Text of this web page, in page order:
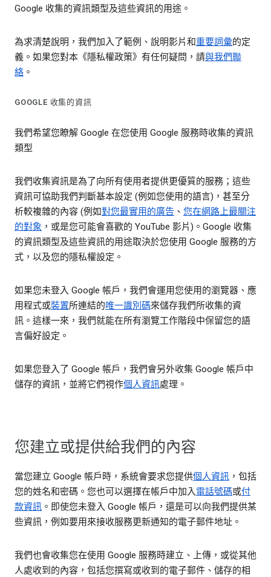
Google 收集的資訊類型及這些資訊的用途。
為求清楚說明，我們加入了範例、說明影片和重要詞彙的定
義。如果您對本《隱私權政策》有任何疑問，請與我們聯
絡 。
GOOGLE 收集的資訊
我們希望您瞭解 Google 在您使用 Google 服務時收集的資訊
類型
我們收集資訊是為了向所有使用者提供更優質的服務；這些
資訊可協助我們判斷基本設定 (例如您使用的語言)，甚至分
析較複雜的內容 (例如對您最實用的廣告 、 您在網路上最關注
的對象 ，或是您可能會喜歡的 YouTube 影片)。Google 收集
的資訊類型及這些資訊的用途取決於您使用 Google 服務的方
式，以及您的隱私權設定。
如果您未登入 Google 帳戶，我們會運用您使用的瀏覽器、應
用程式或裝置所連結的唯一識別碼來儲存我們所收集的資
訊。這樣一來，我們就能在所有瀏覽工作階段中保留您的語
言偏好設定。
如果您登入了 Google 帳戶，我們會另外收集 Google 帳戶中
儲存的資訊，並將它們視作個人資訊處理。
您建立或提供給我們的內容
當您建立 Google 帳戶時，系統會要求您提供個人資訊 ，包括
您的姓名和密碼。您也可以選擇在帳戶中加入電話號碼或付
款資訊 。即使您未登入 Google 帳戶，還是可以向我們提供某
些資訊，例如要用來接收服務更新通知的電子郵件地址。
我們也會收集您在使用 Google 服務時建立、上傳，或從其他
人處收到的內容，包括您撰寫或收到的電子郵件、儲存的相